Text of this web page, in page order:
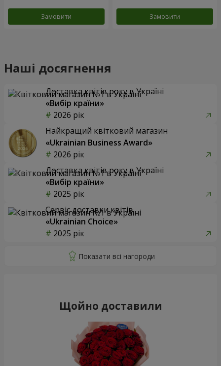
Замовити Замовити
Наші досягнення
Доставка квітів року в Україні
«Вибір країни»
2026 рік
Найкращий квітковий магазин
«Ukrainian Business Award»
2026 рік
Доставка квітів року в Україні
«Вибір країни»
2025 рік
Сервіс доставки квітів
«Ukrainian Choice»
2025 рік
Щойно доставили